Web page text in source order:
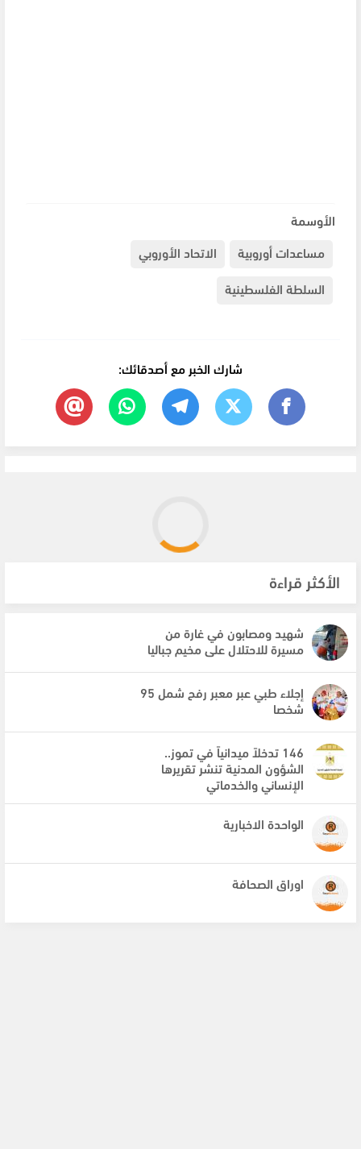
الأوسمة
مساعدات أوروبية
الاتحاد الأوروبي
السلطة الفلسطينية
شارك الخبر مع أصدقائك:
الأكثر قراءة
شهيد ومصابون في غارة من
مسيرة للاحتلال على مخيم جباليا
إجلاء طبي عبر معبر رفح شمل 95
شخصا
146 تدخلاً ميدانياً في تموز..
الشؤون المدنية تنشر تقريرها
الإنساني والخدماتي
الواحدة الاخبارية
اوراق الصحافة